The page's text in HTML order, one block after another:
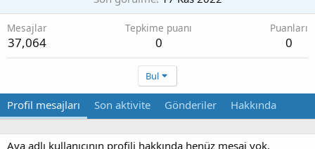
Mesajlar
37,064
Tepkime puanı
0
Puanları
0
Bul
Profil mesajları Son aktivite Gönderiler Hakkında
Ava adlı kullanıcının profili hakkında henüz mesaj yok.